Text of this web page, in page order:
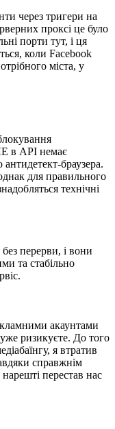
через тригери на
проксі це було
порти тут, і ця
коли Facebook
міста, у
в API немає
браузера.
для правильного
технічні
перерви, і вони
та стабільно
акаунтами
ризикуєте. До того
я втратив
справжнім
перестав нас